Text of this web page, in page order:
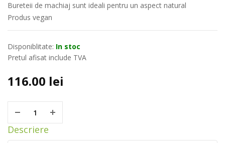
Bureteii de machiaj sunt ideali pentru un aspect natural
Produs vegan
Disponiblitate: In stoc
Pretul afisat include TVA
116.00 lei
Descriere